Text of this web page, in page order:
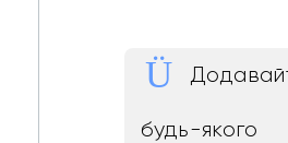
будь-якого